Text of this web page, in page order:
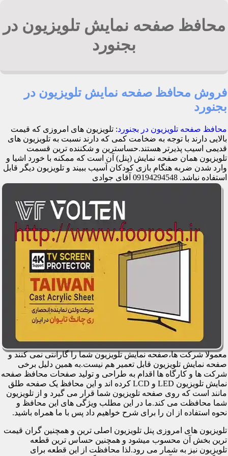
محافظ صفحه نمایش تلویزیون در
بجنورد
فروش محافظ صفحه نمایش تلویزیون در
بجنورد
محافظ صفحه تلویزیون در بجنورد: تلویزیون های امروزی که قیمت
بالایی دارند با توجه به ضخامت کمی که دارند نسبت به تلویزیون های
قدیمی اسیب پذیرتر هستند.حساسترین و شکننده ترین قسمت
تلویزیون همان صفحه نمایش (پنل) آن است که ممکنه با خورد اشیا و
وارد شدن ضربه هنگام بازی کودکان آسیب ببیند و تلویزیون دیگر قابل
استفاده نباشد. 09194294548 آقای جوادی
معمولا شرکت ها،صفحه نمایش تلویزیون شما را گارانتی نمی کنند و
صفحه نمایش تلویزیون قابل تعمیر هم نیست.به همین دلیل برخی
شرکت ها و کارگاه ها اقدام به طراحی و تولید صفحات محافظ صفحه
نمایش تلویزیون LED و LCD کرده اند و این محافظ یک صفحه طلق
مانند است که روی صفحه تلویزیون شما قرار می گیرد و از تلویزیون
شما محافظت می کند.ما در این مطلب ویژگی های این محافظ و
نحوه استفاده از ان را برای شرح خواهیم داد پس با ما همراه باشید.
تلویزیون های امروزی پنل تلویزیون اصلی ترین و همچنین گران قیمت
ترین بخش آن محسوب میشود و همچنین حساس ترین قطعه
تلویزیون نیز به شمار می رود.لذا محافظت از این قطعه برای